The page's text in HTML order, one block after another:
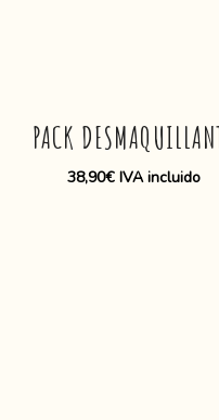
PACK
38,90€ IVA incluido